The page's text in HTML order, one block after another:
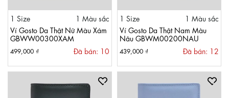
1 Size
1 Màu sắc
Ví Gosto Da Thật Nữ Màu Xám
GBWW00300XAM
499,000 ₫ Đã bán: 10
1 Size
1 Màu sắc
Ví Gosto Da Thật Nam Màu
Nâu GBWM00200NAU
439,000 ₫ Đã bán: 12